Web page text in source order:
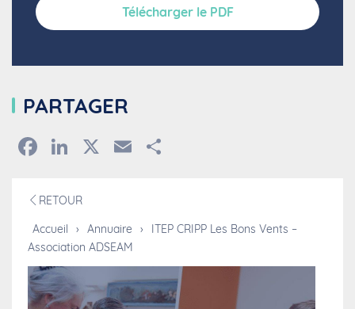
Télécharger le PDF
PARTAGER
Facebook
LinkedIn
X Email
RETOUR
Accueil
› Annuaire ›
ITEP CRIPP Les Bons Vents –
Association ADSEAM